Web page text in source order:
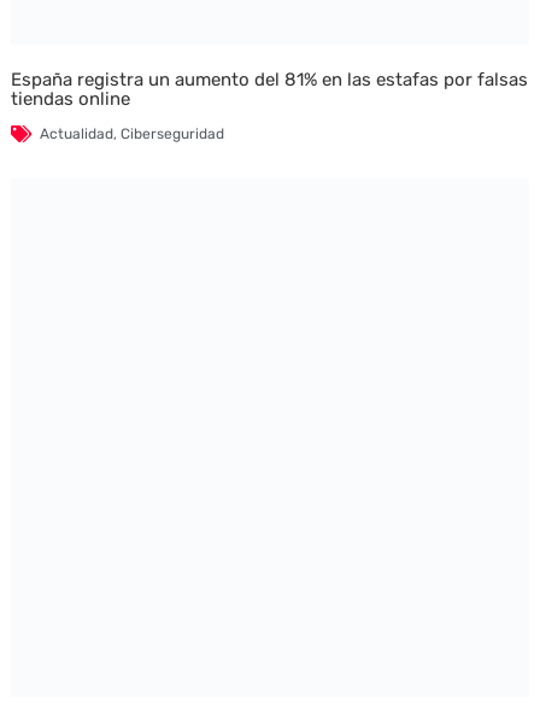
España registra un aumento del 81% en las estafas por falsas
tiendas online
Actualidad, Ciberseguridad